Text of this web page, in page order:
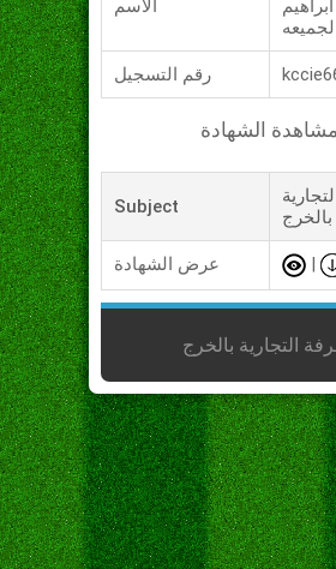
الاسم
رقم التسجيل
مشاهدة الشهادة
Subject
بالخرج
عرض الشهادة
التجارية بالخرج